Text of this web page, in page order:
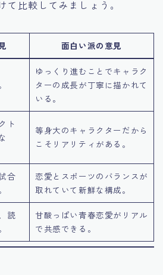
て比較してみましょう。
面白い派の意見
ゆっくり進むことでキャラク
ターの成長が丁寧に描かれて
いる。
ト
等身大のキャラクターだから
こそリアリティがある。
合
恋愛とスポーツのバランスが
取れていて新鮮な構成。
読
甘酸っぱい青春恋愛がリアル
で共感できる。